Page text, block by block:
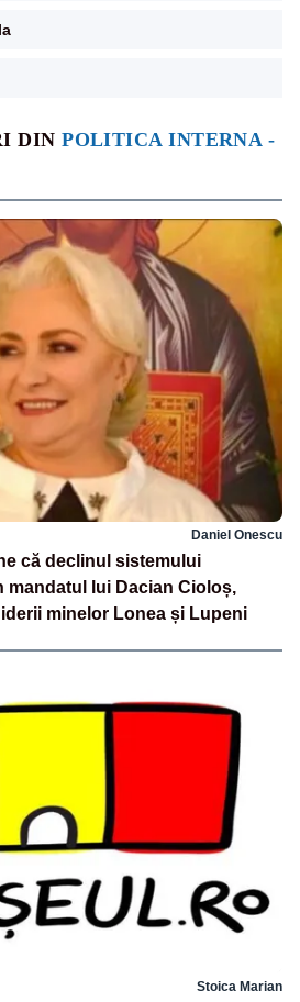
DINPOLITICA INTERNA -
Daniel Onescu
că declinul sistemului
mandatul lui Dacian Cioloș,
minelor Lonea și Lupeni
Stoica Marian